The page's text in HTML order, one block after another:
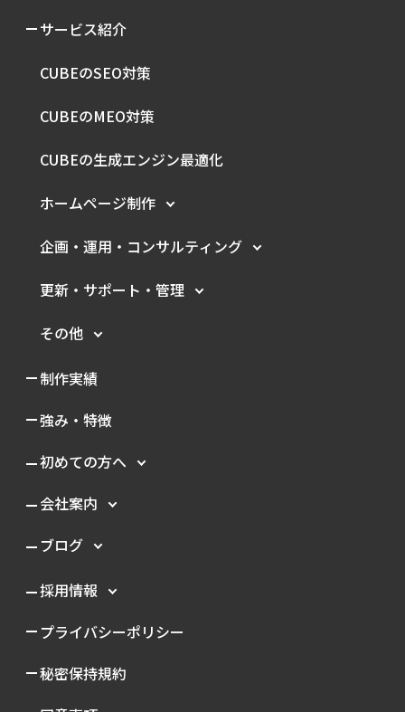
サービス紹介
CUBEのSEO対策
CUBEのMEO対策
CUBEの生成エンジン最適化
ホームページ制作
企画・運用・ コンサルティング
更新・サポート・管理
その他
制作実績
強み・特徴
初めての方へ
会社案内
ブログ
採用情報
プライバシーポリシー
秘密保持規約